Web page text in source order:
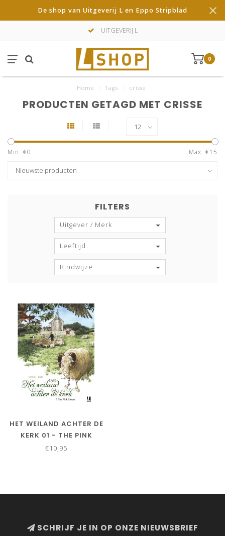
De shop van Uitgeverij L en Eppo Stripblad
UITGEVERIJ L
0
Home Tags crisse
PRODUCTEN GETAGD MET CRISSE
Min: €0 Max: €15
FILTERS
Uitgever / Merk
Leeftijd
Bindwijze
HET WEILAND ACHTER DE
KERK 01 - THE PINK
CLOVER
€10,95
SCHRIJF JE IN OP ONZE NIEUWSBRIEF